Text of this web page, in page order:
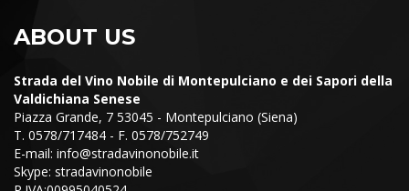
ABOUT US
Strada del Vino Nobile di Montepulciano e dei Sapori della
Valdichiana Senese
Piazza Grande, 7 53045 - Montepulciano (Siena)
T. 0578/717484 - F. 0578/752749
E-mail: info@stradavinonobile.it
Skype: stradavinonobile